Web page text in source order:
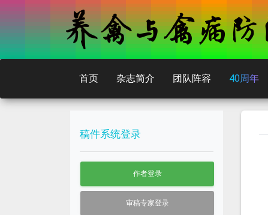
首页 杂志简介 团队阵容 40周年
稿件系统登录
作者登录
审稿专家登录